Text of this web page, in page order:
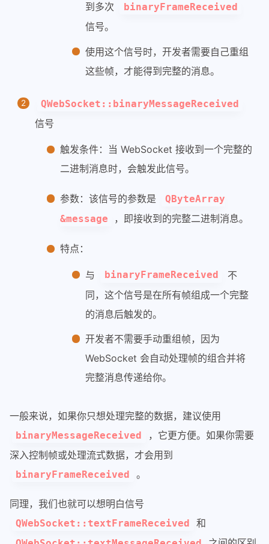
到多次
binaryFrameReceived
信号。
使用这个信号时，开发者需要自己重组
这些帧，才能得到完整的消息。
QWebSocket::binaryMessageReceived
信号
触发条件：当 WebSocket 接收到一个完整的
二进制消息时，会触发此信号。
参数：该信号的参数是
QByteArray
&message
，即接收到的完整二进制消息。
特点：
与 binaryFrameReceived
不
同，这个信号是在所有帧组成一个完整
的消息后触发的。
开发者不需要手动重组帧，因为
WebSocket 会自动处理帧的组合并将
完整消息传递给你。
一般来说，如果你只想处理完整的数据，建议使用
binaryMessageReceived
，它更方便。如果你需要
深入控制帧或处理流式数据，才会用到
binaryFrameReceived 。
同理，我们也就可以想明白信号
QWebSocket::textFrameReceived 和